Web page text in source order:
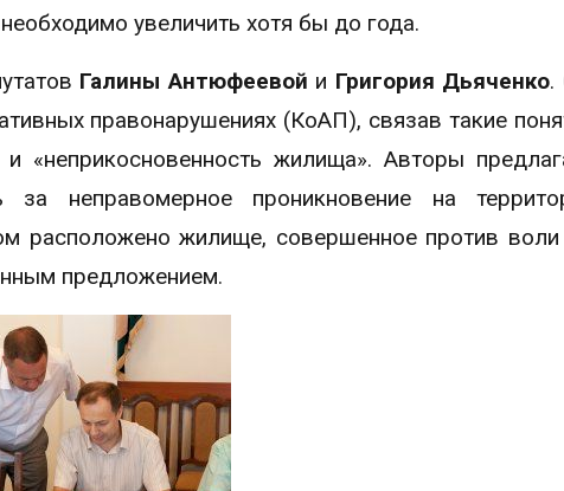
увеличить хотя бы до года.
Галины Антюфеевой и Григория Дьяченко.
правонарушениях (КоАП), связав такие
«неприкосновенность жилища». Авторы
за неправомерное проникновение на
расположено жилище, совершенное против воли
предложением.